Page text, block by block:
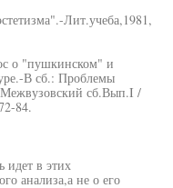
Лит.учеба,1981,
о "пушкинском" и
В сб.: Проблемы
сб.Вып.I /
84.
в этих
анализа,а не о его